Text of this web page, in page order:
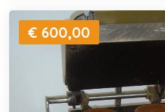
€ 600,00